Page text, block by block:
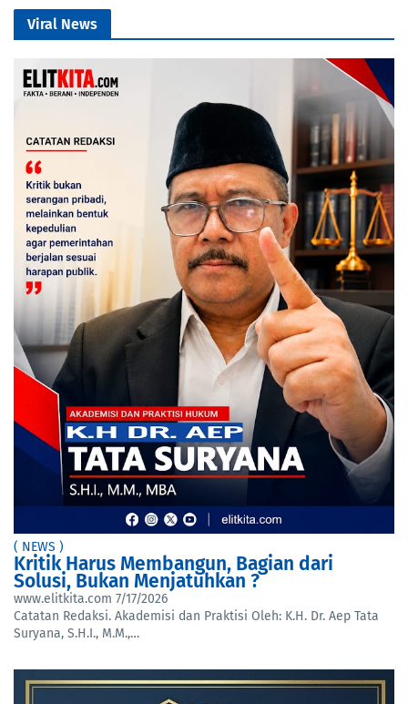
Viral News
( NEWS )
Kritik Harus Membangun, Bagian dari
Solusi, Bukan Menjatuhkan ?
www.elitkita.com 7/17/2026
Catatan Redaksi. Akademisi dan Praktisi Oleh: K.H. Dr. Aep Tata
Suryana, S.H.I., M.M.,…